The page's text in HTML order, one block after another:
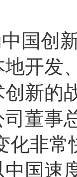
国创
开发
新的
司董事
化非
国速